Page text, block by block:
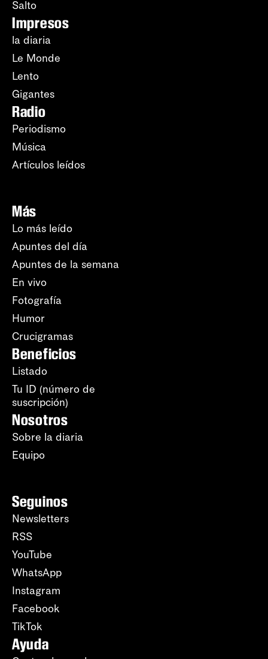
Salto
Impresos
la diaria
Le Monde
Lento
Gigantes
Radio
Periodismo
Música
Artículos leídos
Más
Lo más leído
Apuntes del día
Apuntes de la semana
En vivo
Fotografía
Humor
Crucigramas
Beneficios
Listado
Tu ID (número de
suscripción)
Nosotros
Sobre la diaria
Equipo
Seguinos
Newsletters
RSS
YouTube
WhatsApp
Instagram
Facebook
TikTok
Ayuda